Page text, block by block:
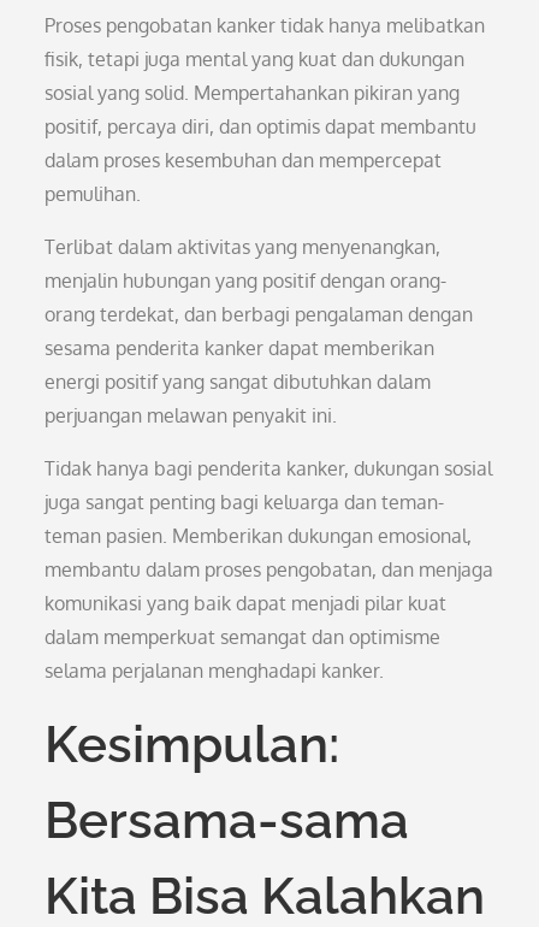
Proses pengobatan kanker tidak hanya melibatkan
fisik, tetapi juga mental yang kuat dan dukungan
sosial yang solid. Mempertahankan pikiran yang
positif, percaya diri, dan optimis dapat membantu
dalam proses kesembuhan dan mempercepat
pemulihan.
Terlibat dalam aktivitas yang menyenangkan,
menjalin hubungan yang positif dengan orang-
orang terdekat, dan berbagi pengalaman dengan
sesama penderita kanker dapat memberikan
energi positif yang sangat dibutuhkan dalam
perjuangan melawan penyakit ini.
Tidak hanya bagi penderita kanker, dukungan sosial
juga sangat penting bagi keluarga dan teman-
teman pasien. Memberikan dukungan emosional,
membantu dalam proses pengobatan, dan menjaga
komunikasi yang baik dapat menjadi pilar kuat
dalam memperkuat semangat dan optimisme
selama perjalanan menghadapi kanker.
Kesimpulan:
Bersama-sama
Kita Bisa Kalahkan